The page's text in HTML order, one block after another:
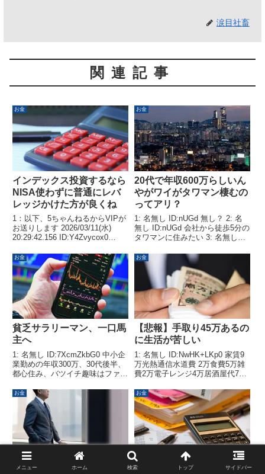
涙目社畜
関連記事
お金
インデックス投資するなら
NISA使わずに普通にレバ
レッジかけた方が良くね
1：以下、5ちゃんねるからVIPが
お送りします 2026/03/11(水)
20:29:42.156 ID:Y4Zvycox0
の？ 2：以下、5ちゃんねるから
VIPがお送りします
2026/03/11(水)...
お金
20代で年収600万らしいん
やがワイがタワマン棲むの
ってアリ？
1: 名無し ID:nUGd 無し？ 2: 名
無し ID:nUGd 会社から徒歩5分の
タワマンに住みたい 3: 名無し
ID:ODnG 家賃補助次第やろ 5: 名
無し ID:rldW タワマンとか危な...
お金
貧乏サラリーマン、一口馬
主へ
1: 名無し ID:7XcmZkbG0 中小企
業勤めの年収300万、30代後半、
都心住み、バツイチ趣味はファッ
ス、美味しいもの食べることしか
しなんだか最近満たされない、だ
から一口馬主をやろうかなと考え
てる1.サ...
お金
【悲報】手取り45万あるの
に生活が苦しい
1: 名無し ID:NwHK+LKp0 家賃9
万光熱通信水道費 2万食費5万雑
費2万電子レンジ4万居酒屋代7万
ideco1.1万これもう終わってるだ
ろ2: 名無し ID:60ur99oD0 毎月レ
ンジ買うんか...
お金
残業0で年収750万って勝
お金
ふるさと納税やったことな
メニュー ホーム 検索 トップ サイドバー